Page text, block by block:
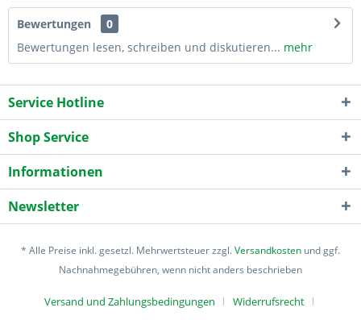
Bewertungen
0
Bewertungen lesen, schreiben und diskutieren... mehr
Service Hotline
Shop Service
Informationen
Newsletter
* Alle Preise inkl. gesetzl. Mehrwertsteuer zzgl.Versandkosten und ggf.
Nachnahmegebühren, wenn nicht anders beschrieben
Versand und Zahlungsbedingungen Widerrufsrecht